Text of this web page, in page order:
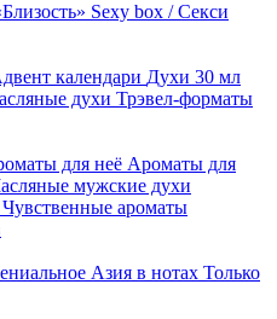
Sexy box / Секси
календари Духи 30 мл
духи Трэвел-форматы
для неё Ароматы для
мужские духи
Чувственные ароматы
Азия в нотах Только